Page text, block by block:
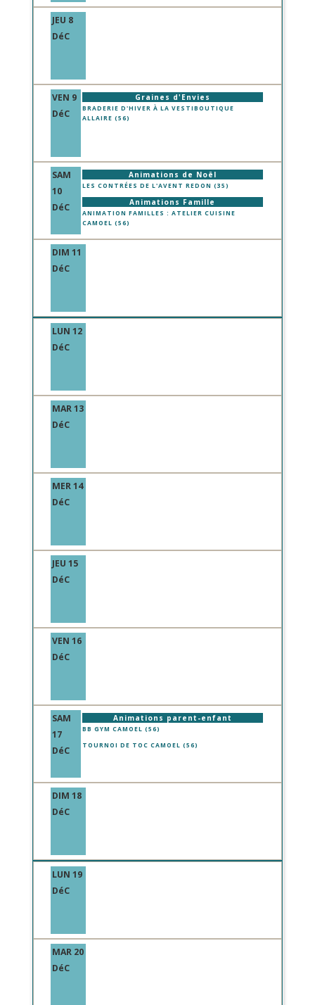
JEU 8
DéC
VEN 9
DéC
Graines d'Envies
BRADERIE D'HIVER À LA VESTIBOUTIQUE
ALLAIRE (56)
SAM
10
DéC
Animations de Noël
LES CONTRÉES DE L'AVENT REDON (35)
Animations Famille
ANIMATION FAMILLES : ATELIER CUISINE
CAMOEL (56)
DIM 11
DéC
LUN 12
DéC
MAR 13
DéC
MER 14
DéC
JEU 15
DéC
VEN 16
DéC
SAM
17
DéC
Animations parent-enfant
BB GYM CAMOEL (56)
TOURNOI DE TOC CAMOEL (56)
DIM 18
DéC
LUN 19
DéC
MAR 20
DéC